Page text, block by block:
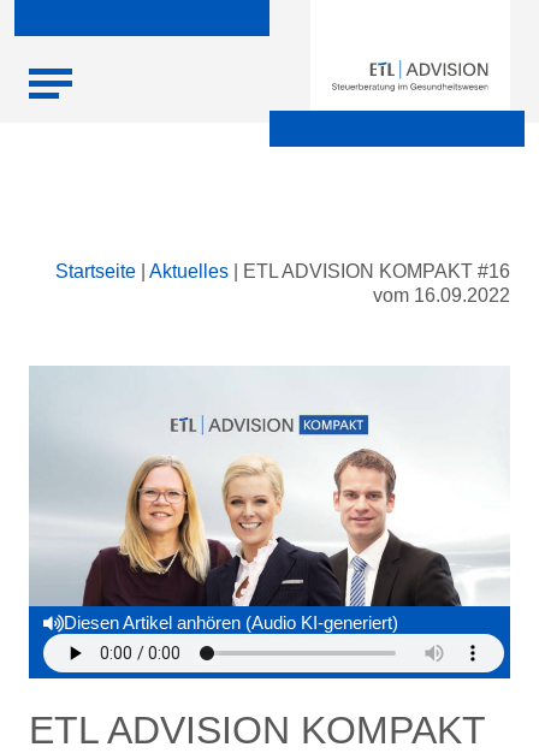
Startseite Aktuelles
ETL ADVISION KOMPAKT #16
vom 16.09.2022
Diesen Artikel anhören (Audio KI-generiert)
ETL ADVISION KOMPAKT